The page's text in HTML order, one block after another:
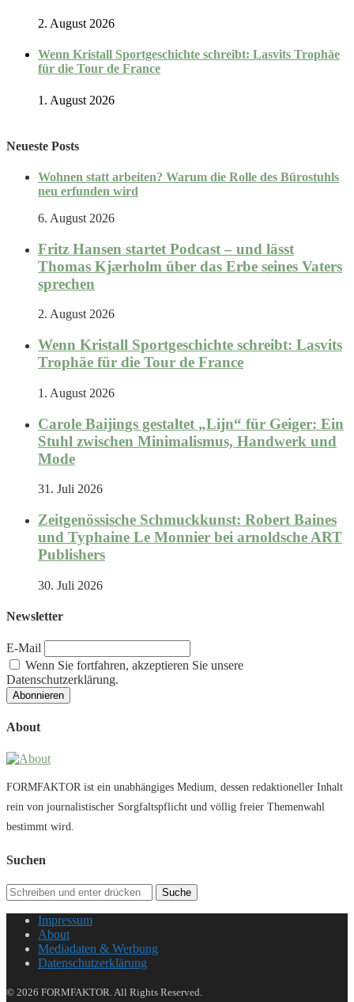
2. August 2026
Wenn Kristall Sportgeschichte schreibt: Lasvits Trophäe
für die Tour de France
1. August 2026
Neueste Posts
Wohnen statt arbeiten? Warum die Rolle des Bürostuhls
neu erfunden wird
6. August 2026
Fritz Hansen startet Podcast – und lässt
Thomas Kjærholm über das Erbe seines Vaters
sprechen
2. August 2026
Wenn Kristall Sportgeschichte schreibt: Lasvits
Trophäe für die Tour de France
1. August 2026
Carole Baijings gestaltet „Lijn“ für Geiger: Ein
Stuhl zwischen Minimalismus, Handwerk und
Mode
31. Juli 2026
Zeitgenössische Schmuckkunst: Robert Baines
und Typhaine Le Monnier bei arnoldsche ART
Publishers
30. Juli 2026
Newsletter
E-Mail
Wenn Sie fortfahren, akzeptieren Sie unsere
Datenschutzerklärung.
About
FORMFAKTOR ist ein unabhängiges Medium, dessen redaktioneller Inhalt
rein von journalistischer Sorgfaltspflicht und völlig freier Themenwahl
bestimmt wird.
Suchen
Suche
Impressum
About
Mediadaten & Werbung
Datenschutzerklärung
© 2026 FORMFAKTOR. All Rights Reserved.